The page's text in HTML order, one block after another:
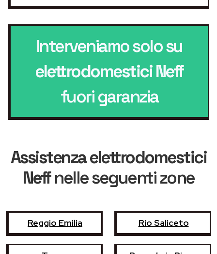
Interveniamo solo su
elettrodomestici Neff
fuori garanzia
Assistenza elettrodomestici
Neffnelle seguenti zone
Reggio Emilia Rio Saliceto